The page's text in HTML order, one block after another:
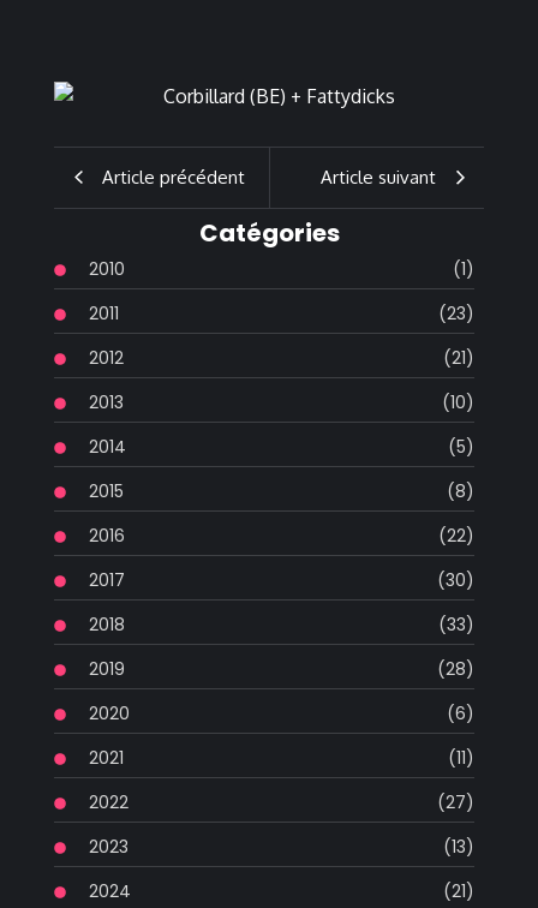
Article précédent Article suivant
Catégories
2010
(1)
2011
(23)
2012
(21)
2013
(10)
2014
(5)
2015
(8)
2016
(22)
2017
(30)
2018
(33)
2019
(28)
2020
(6)
2021
(11)
2022
(27)
2023
(13)
2024
(21)